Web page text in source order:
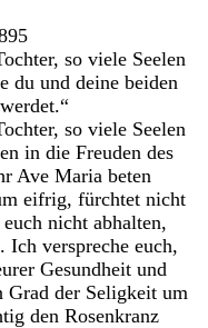
so viele Seelen
du und deine beiden
so viele Seelen
in die Freuden des
Ave Maria beten
eifrig, fürchtet nicht
nicht abhalten,
Ich verspreche euch,
Gesundheit und
Grad der Seligkeit um
den Rosenkranz